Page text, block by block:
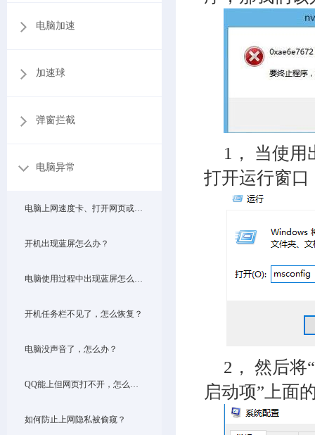
电脑加速
加速球
弹窗拦截
电脑异常
电脑上网速度卡、打开网页或视频慢，怎么办？
开机出现蓝屏怎么办？
电脑使用过程中出现蓝屏怎么解决？
开机任务栏不见了，怎么恢复？
电脑没声音了，怎么办？
QQ能上但网页打不开，怎么解决？
如何防止上网隐私被偷窥？
1， 当使用
打开运行窗口
2， 然后将
启动项”上面